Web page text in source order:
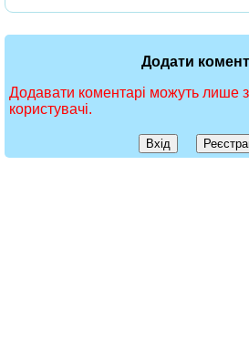
Додати
Додавати коментарі можуть лише
користувачі.
Вхід